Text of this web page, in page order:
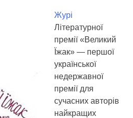
Журі
Літературної
премії «Великий
Їжак» — першої
української
недержавної
премії для
сучасних авторів
найкращих